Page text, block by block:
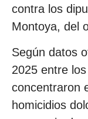
contra los
Montoya, del
Según datos
2025 entre
concentraron
homicidios